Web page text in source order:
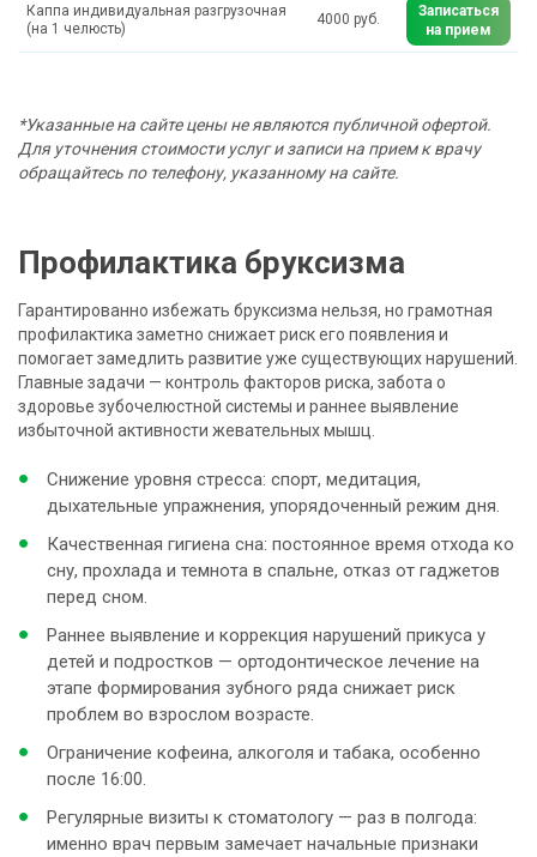
Каппа индивидуальная разгрузочная
(на 1 челюсть)
4000 руб.
Записаться
на прием
*Указанные на сайте цены не являются публичной офертой.
Для уточнения стоимости услуг и записи на прием к врачу
обращайтесь по телефону, указанному на сайте.
Профилактика бруксизма
Гарантированно избежать бруксизма нельзя, но грамотная
профилактика заметно снижает риск его появления и
помогает замедлить развитие уже существующих нарушений.
Главные задачи — контроль факторов риска, забота о
здоровье зубочелюстной системы и раннее выявление
избыточной активности жевательных мышц.
Снижение уровня стресса: спорт, медитация,
дыхательные упражнения, упорядоченный режим дня.
Качественная гигиена сна: постоянное время отхода ко
сну, прохлада и темнота в спальне, отказ от гаджетов
перед сном.
Раннее выявление и коррекция нарушений прикуса у
детей и подростков — ортодонтическое лечение на
этапе формирования зубного ряда снижает риск
проблем во взрослом возрасте.
Ограничение кофеина, алкоголя и табака, особенно
после 16:00.
Регулярные визиты к стоматологу — раз в полгода:
именно врач первым замечает начальные признаки